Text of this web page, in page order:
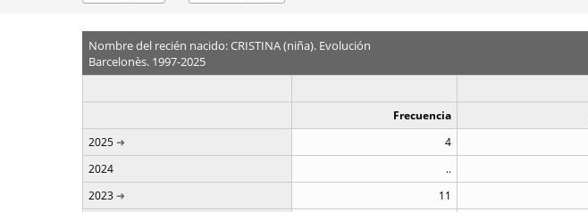
Nombre del recién nacido: CRISTINA (niña). Evolución
Barcelonès. 1997-2025
Frecuencia
2025
4
2024
..
2023
11